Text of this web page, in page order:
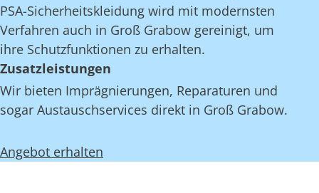
PSA-Sicherheitskleidung wird mit modernsten
Verfahren auch in Groß Grabow gereinigt, um
ihre Schutzfunktionen zu erhalten.
Zusatzleistungen
Wir bieten Imprägnierungen, Reparaturen und
sogar Austauschservices direkt in Groß Grabow.
Angebot erhalten